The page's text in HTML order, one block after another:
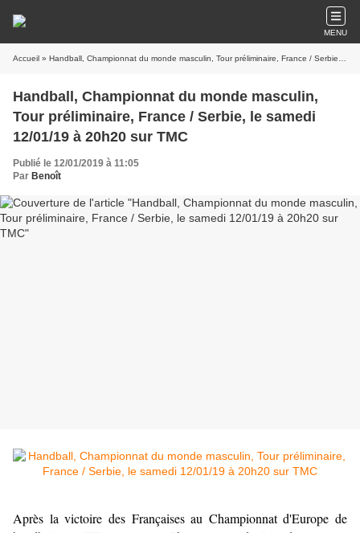
MENU
Accueil » Handball, Championnat du monde masculin, Tour préliminaire, France / Serbie, le samedi 12/01/19 à 20h20 sur TMC
Handball, Championnat du monde masculin,
Tour préliminaire, France / Serbie, le samedi
12/01/19 à 20h20 sur TMC
Publié le 12/01/2019 à 11:05
Par Benoît
Après la victoire des Françaises au Championnat d'Europe de